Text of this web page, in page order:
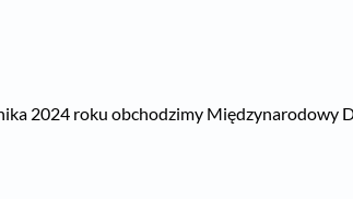
2024 roku obchodzimy Międzynarodowy